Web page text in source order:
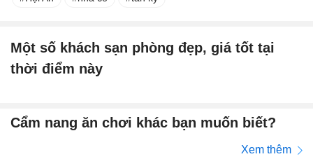
Một số khách sạn phòng đẹp, giá tốt tại
thời điểm này
Cẩm nang ăn chơi khác bạn muốn biết?
Xem thêm